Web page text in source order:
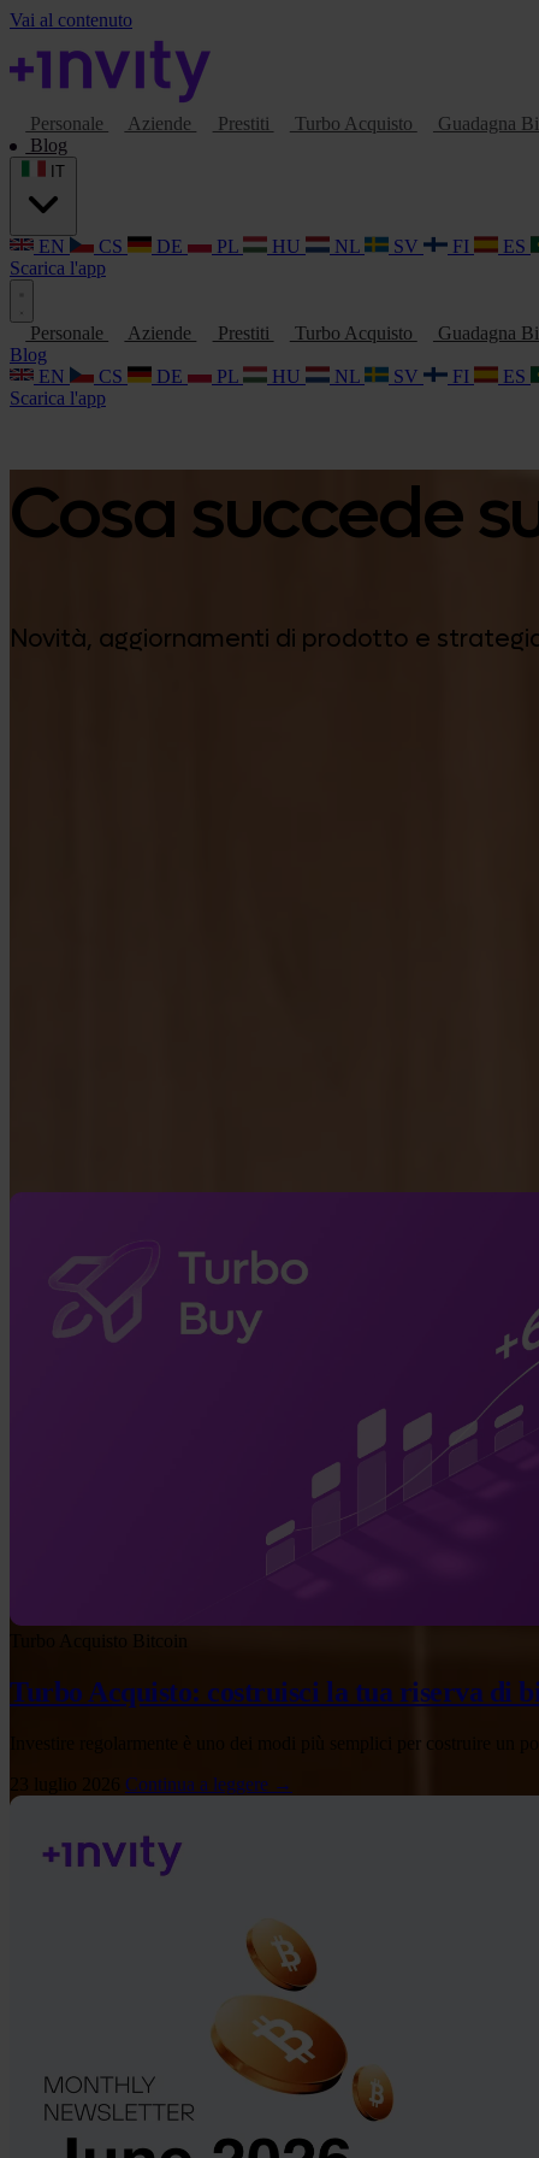
Vai al contenuto
Personale Aziende Prestiti Turbo Acquisto Guadagna
Blog
EN CS DE PL HU NL SV FI ES
Scarica l'app
Personale Aziende Prestiti Turbo Acquisto Guadagna
Blog
EN
CS DE PL HU NL SV FI ES
Scarica l'app
Cosa succede
Novità, aggiornamenti di prodotto e
Turbo Acquisto Bitcoin
Turbo Acquisto: costruisci la tua riserva di
Investire regolarmente è uno dei modi più semplici per costruire un
Continua a leggere →